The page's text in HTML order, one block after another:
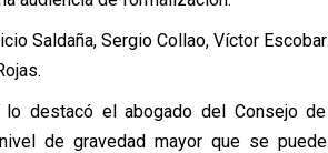
Saldaña, Sergio Collao, Víctor Escobar
destacó el abogado del Consejo de
de gravedad mayor que se puede